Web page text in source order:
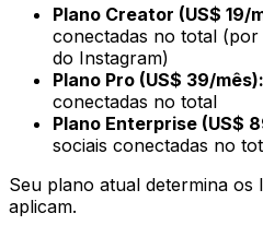
Plano Creator (US$ 19/
conectadas no total
do Instagram)
Plano Pro (US$ 39/mês):
conectadas no total
Plano Enterprise (US$
sociais conectadas no
Seu plano atual determina os
aplicam.